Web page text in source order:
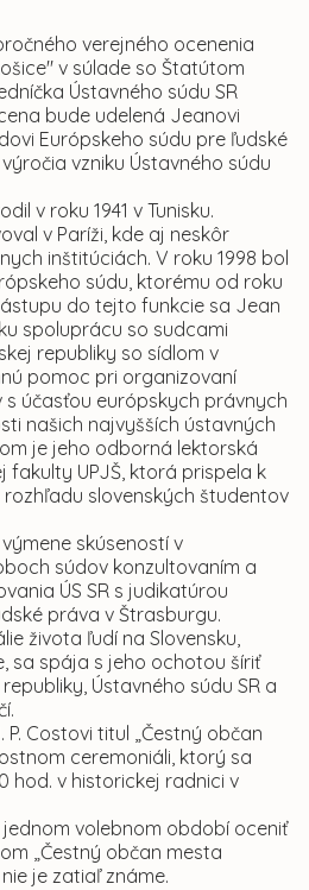
verejného ocenenia
v súlade so Štatútom
Ústavného súdu SR
bude udelená Jeanovi
Európskeho súdu pre ľudské
vzniku Ústavného súdu
v roku 1941 v Tunisku.
v Paríži, kde aj neskôr
inštitúciách. V roku 1998 bol
súdu, ktorému od roku
do tejto funkcie sa Jean
spoluprácu so sudcami
republiky so sídlom v
pomoc pri organizovaní
s účasťou európskych právnych
našich najvyšších ústavných
je jeho odborná lektorská
fakulty UPJŠ, ktorá prispela k
slovenských študentov
skúseností v
súdov konzultovaním a
ÚS SR s judikatúrou
práva v Štrasburgu.
života ľudí na Slovensku,
sa spája s jeho ochotou šíriť
Ústavného súdu SR a
Costovi titul „Čestný občan
ceremoniáli, ktorý sa
hod. v historickej radnici v
volebnom období oceniť
„Čestný občan mesta
je zatiaľ známe.